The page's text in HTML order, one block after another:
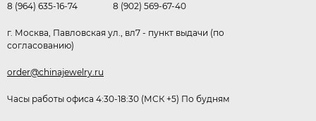
8 (964) 635-16-74 8 (902) 569-67-40
г. Москва, Павловская ул., вл7 - пункт выдачи (по
согласованию)
order@chinajewelry.ru
Часы работы офиса 4:30-18:30 (МСК +5) По будням